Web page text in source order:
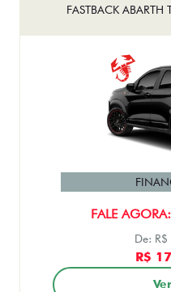
FASTBACK ABARTH
FALE
De:
R$